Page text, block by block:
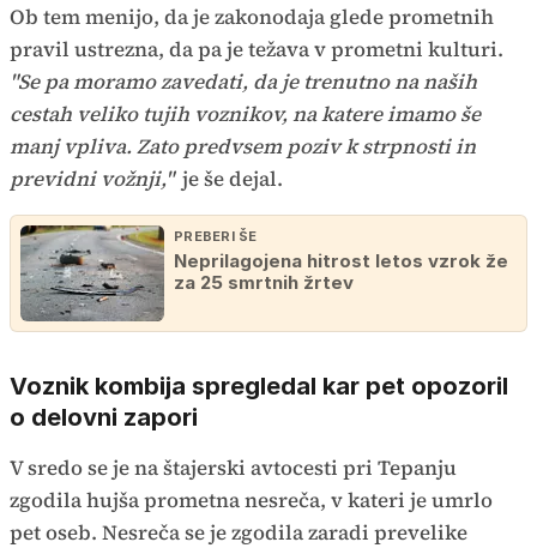
Ob tem menijo, da je zakonodaja glede prometnih
pravil ustrezna, da pa je težava v prometni kulturi.
"Se pa moramo zavedati, da je trenutno na naših
cestah veliko tujih voznikov, na katere imamo še
manj vpliva. Zato predvsem poziv k strpnosti in
previdni vožnji," je še dejal.
PREBERI ŠE
Neprilagojena hitrost letos vzrok že
za 25 smrtnih žrtev
Voznik kombija spregledal kar pet opozoril
o delovni zapori
V sredo se je na štajerski avtocesti pri Tepanju
zgodila hujša prometna nesreča, v kateri je umrlo
pet oseb. Nesreča se je zgodila zaradi prevelike